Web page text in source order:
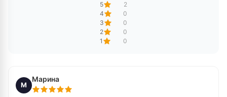
5
2
4
0
3
0
2
0
1
0
М
Марина